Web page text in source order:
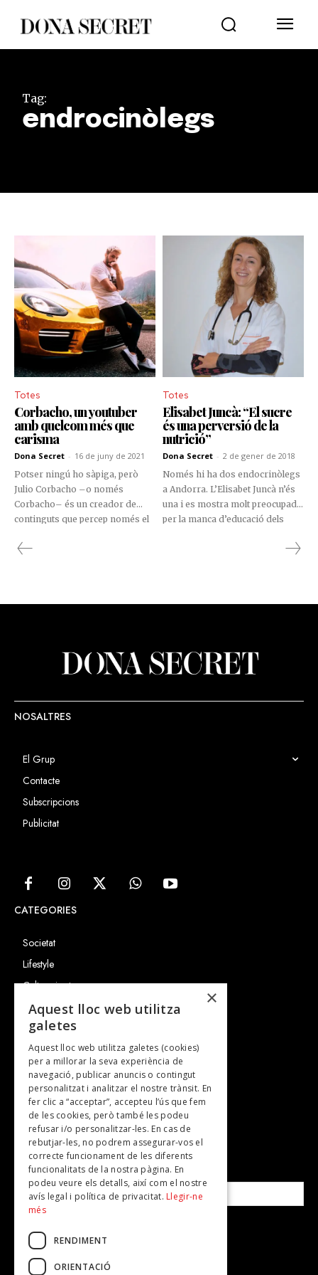
Tag:
endrocinòlegs
Totes
Corbacho, un youtuber
amb quelcom més que
carisma
Dona Secret - 16 de juny de 2021
Potser ningú ho sàpiga, però
Julio Corbacho –o només
Corbacho– és un creador de
continguts que percep només el
YouTube, ja que el jove madrileny
Totes
Elisabet Juncà: “El sucre
és una perversió de la
nutrició”
Dona Secret - 2 de gener de 2018
Només hi ha dos endocrinòlegs
a Andorra. L’Elisabet Juncà n’és
una i es mostra molt preocupada
per la manca d’educació dels
NOSALTRES
El Grup
Contacte
Subscripcions
Publicitat
CATEGORIES
Societat
Lifestyle
Cultura i art
Entrevistes
Gastronomia
TV
Plans per fer
Revistes
SUBSCRIU-TE A LA NOSTRA NEWSLETTER!
Correu electrònic*
Accepto lapolítica de privacitat
×
Aquest lloc web utilitza
galetes
Aquest lloc web utilitza galetes (cookies)
per a millorar la seva experiència de
navegació, publicar anuncis o contingut
personalitzat i analitzar el nostre trànsit. En
fer clic a “acceptar”, accepteu l’ús que fem
de les cookies, però també les podeu
refusar i/o personalitzar-les. En cas de
rebutjar-les, no podrem assegurar-vos el
correcte funcionament de les diferents
funcionalitats de la nostra pàgina. En
podeu veure els detalls, així com el nostre
avís legal i política de privacitat. Llegir-ne
més
RENDIMENT
ORIENTACIÓ